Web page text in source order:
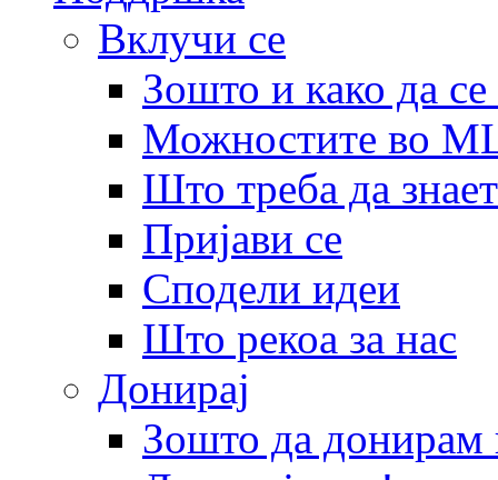
Вклучи се
Зошто и како да
Можностите во
Што треба да
Пријави се
Сподели идеи
Што рекоа за нас
Донирај
Зошто да